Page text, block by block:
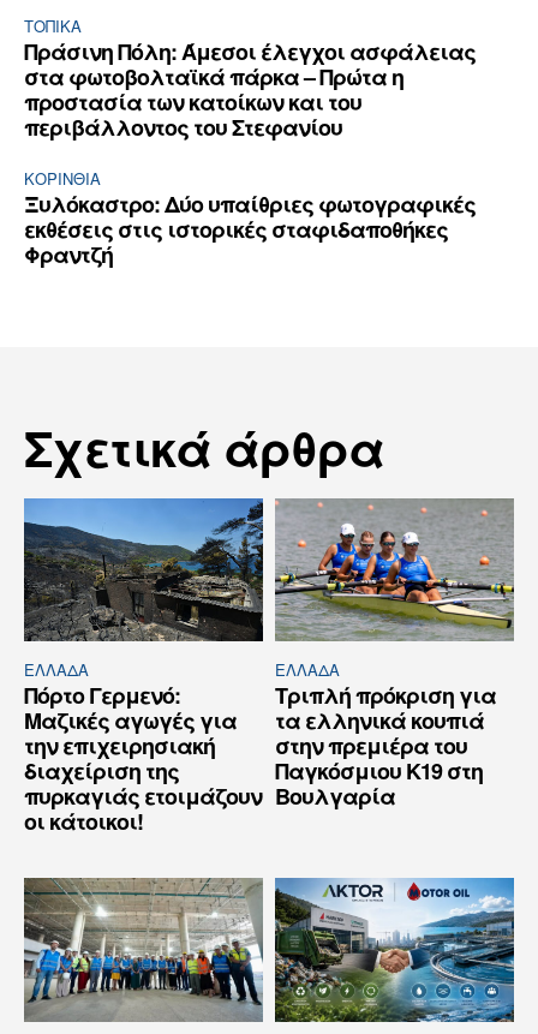
ΤΟΠΙΚΑ
Πράσινη Πόλη: Άμεσοι έλεγχοι ασφάλειας
στα φωτοβολταϊκά πάρκα – Πρώτα η
προστασία των κατοίκων και του
περιβάλλοντος του Στεφανίου
ΚΟΡΙΝΘΊΑ
Ξυλόκαστρο: Δύο υπαίθριες φωτογραφικές
εκθέσεις στις ιστορικές σταφιδαποθήκες
Φραντζή
Σχετικά άρθρα
ΕΛΛΆΔΑ
Πόρτο Γερμενό:
Μαζικές αγωγές για
την επιχειρησιακή
διαχείριση της
πυρκαγιάς ετοιμάζουν
οι κάτοικοι!
ΕΛΛΆΔΑ
Τριπλή πρόκριση για
τα ελληνικά κουπιά
στην πρεμιέρα του
Παγκόσμιου Κ19 στη
Βουλγαρία